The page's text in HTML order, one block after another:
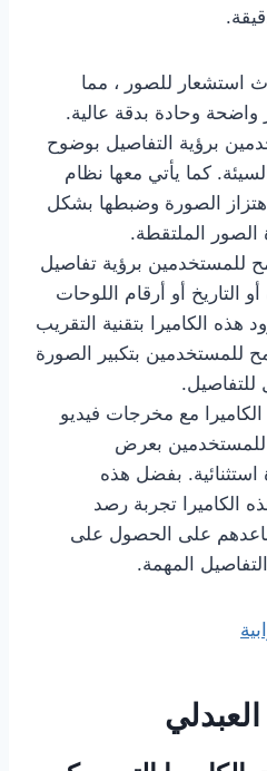
استشعار للصور ، مما
وحادة بدقة عالية.
برؤية التفاصيل بوضوح
كما يأتي معها نظام
الصورة وضبطها بشكل
الملتقطة.
برؤية تفاصيل
التاريخ أو أرقام اللوحات
هذه الكاميرا بتقنية التقريب
للمستخدمين بتكبير الصورة
للتفاصيل.
مع مخرجات فيديو
للمستخدمين بعرض
استثنائية. بفضل هذه
هذه الكاميرا تجربة رصد
على الحصول على
المهمة.